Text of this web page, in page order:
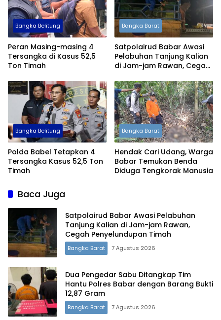
Bangka Belitung
Peran Masing-masing 4
Tersangka di Kasus 52,5
Ton Timah
Bangka Barat
Satpolairud Babar Awasi
Pelabuhan Tanjung Kalian
di Jam-jam Rawan, Cegah
Bangka Belitung
Polda Babel Tetapkan 4
Tersangka Kasus 52,5 Ton
Timah
Bangka Barat
Hendak Cari Udang, Warga
Babar Temukan Benda
Diduga Tengkorak Manusia
Baca Juga
Satpolairud Babar Awasi Pelabuhan
Tanjung Kalian di Jam-jam Rawan,
Cegah Penyelundupan Timah
Bangka Barat 7 Agustus 2026
Dua Pengedar Sabu Ditangkap Tim
Hantu Polres Babar dengan Barang Bukti
12,87 Gram
Bangka Barat 7 Agustus 2026